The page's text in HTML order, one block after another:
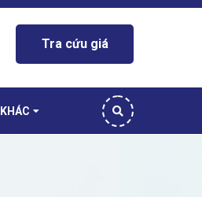
Tra cứu giá
KHÁC